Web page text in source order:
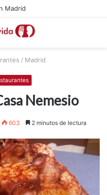
Madrid
/ Madrid
Nemesio
603 2 minutos de lectura